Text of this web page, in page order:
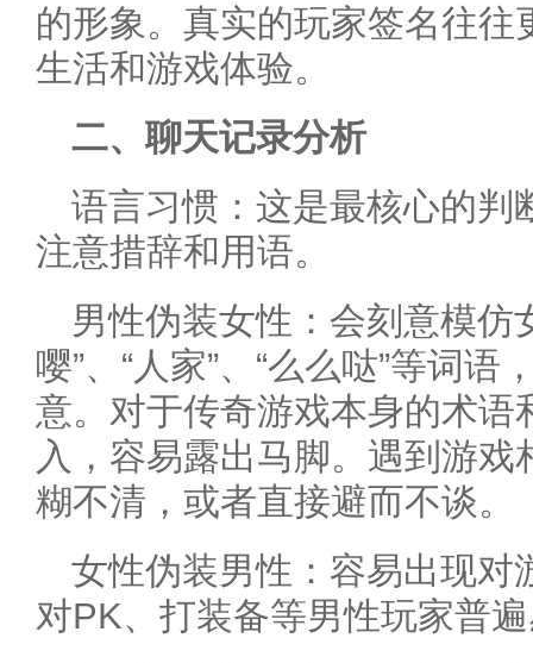
的形象。真实的玩家签名往
生活和游戏体验。
二、聊天记录分析
语言习惯：这是最核心的判
注意措辞和用语。
男性伪装女性：会刻意模仿
嘤”、“人家”、“么么哒”等词
意。对于传奇游戏本身的术语
入，容易露出马脚。遇到游
糊不清，或者直接避而不谈。
女性伪装男性：容易出现对
对PK、打装备等男性玩家普